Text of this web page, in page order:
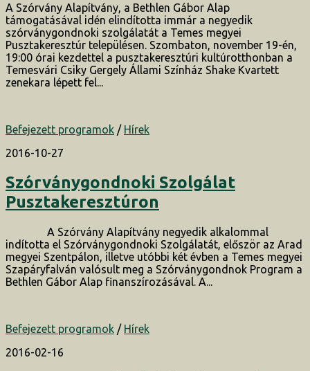
A Szórvány Alapítvány, a Bethlen Gábor Alap
támogatásával idén elindította immár a negyedik
szórványgondnoki szolgálatát a Temes megyei
Pusztakeresztúr településen. Szombaton, november 19-én,
19:00 órai kezdettel a pusztakeresztúri kultúrotthonban a
Temesvári Csiky Gergely Állami Színház Shake Kvartett
zenekara lépett fel...
Befejezett programok / Hírek
2016-10-27
Szórványgondnoki Szolgálat
Pusztakeresztúron
A Szórvány Alapítvány negyedik alkalommal
indította el Szórványgondnoki Szolgálatát, először az Arad
megyei Szentpálon, illetve utóbbi két évben a Temes megyei
Szapáryfalván valósult meg a Szórványgondnok Program a
Bethlen Gábor Alap finanszírozásával. A...
Befejezett programok / Hírek
2016-02-16